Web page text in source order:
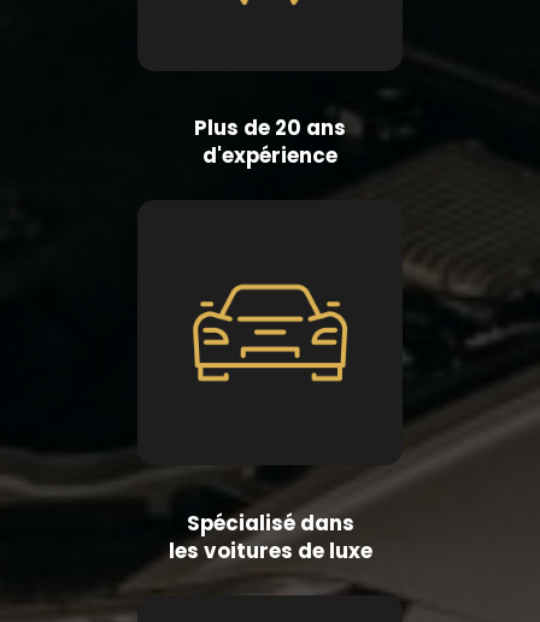
Plus de 20 ans
d'expérience
Spécialisé dans
les voitures de luxe